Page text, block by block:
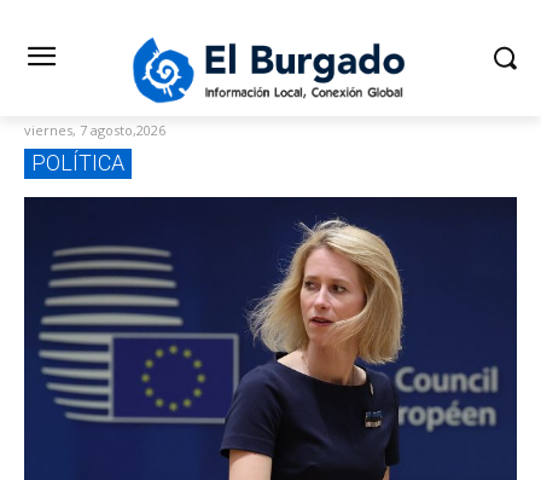
viernes, 7 agosto,2026
POLÍTICA